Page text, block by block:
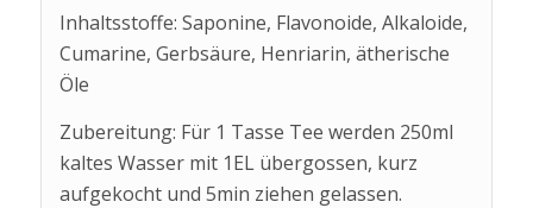
Inhaltsstoffe: Saponine, Flavonoide, Alkaloide,
Cumarine, Gerbsäure, Henriarin, ätherische
Öle
Zubereitung: Für 1 Tasse Tee werden 250ml
kaltes Wasser mit 1EL übergossen, kurz
aufgekocht und 5min ziehen gelassen.